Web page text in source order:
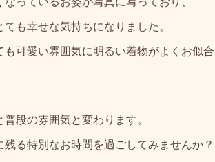
ても幸せな気持ちになりました。
も可愛い雰囲気に明るい着物がよくお似
普段の雰囲気と変わります。
残る特別なお時間を過ごしてみませんか？